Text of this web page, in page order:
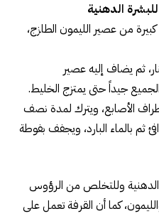
الدهنية
من عصير الليمون الطازج،
ثم يضاف إليه عصير
جيداً حتى يمتزج الخليط.
الأصابع، ويترك لمدة نصف
ثم بالماء البارد، ويجفف بفوطة
الدهنية وللتخلص من الرؤوس
كما أن القرفة تعمل على